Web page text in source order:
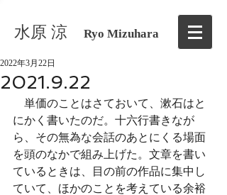
水原 涼 Ryo Mizuhara
2021.9.22
2022年3月22日
単価のことはさておいて、漱石はと
にかく書いたのだ。十六行書きなが
ら、その無為な会話のあとにくる場面
を頭のなかで組み上げた。文章を書い
ているときは、目の前の作品に集中し
ていて、ほかのことを考えている余裕